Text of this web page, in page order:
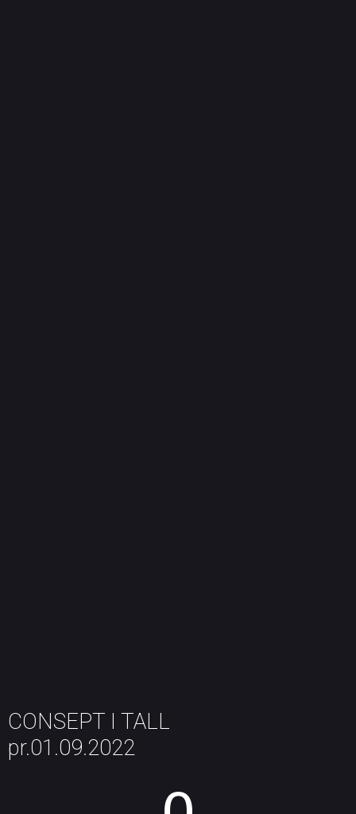
CONSEPT I TALL
pr.01.09.2022